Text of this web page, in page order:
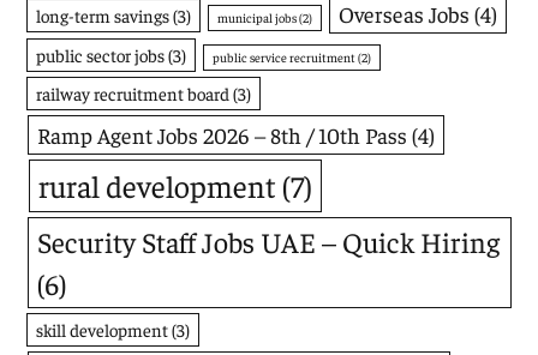
long-term savings(3) municipal jobs(2) Overseas Jobs (4)
public sector jobs(3) public service recruitment (2)
railway recruitment board (3)
Ramp Agent Jobs 2026 – 8th / 10th Pass (4)
rural development (7)
Security Staff Jobs UAE – Quick Hiring
(6)
skill development(3)